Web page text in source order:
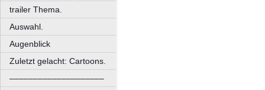
trailer Thema.
Auswahl.
Augenblick
Zuletzt gelacht: Cartoons.
––––––––––––––––––––